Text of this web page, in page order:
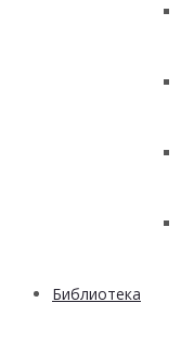
Библиотека